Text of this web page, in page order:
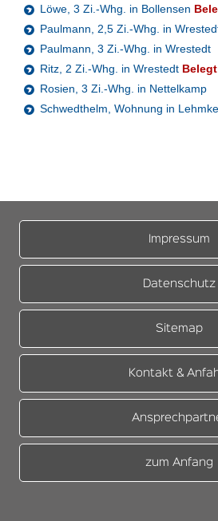
Löwe, 3 Zi.-Whg. in Bollensen
Paulmann, 2,5 Zi.-Whg. in
Paulmann, 3 Zi.-Whg. in Wrestedt
Ritz, 2 Zi.-Whg. in Wrestedt Belegt
Rosien, 3 Zi.-Whg. in Nettelkamp
Schwedthelm, Wohnung in Lehmke
Impressum
Datenschutz
Sitemap
Kontakt &
zum Anfang